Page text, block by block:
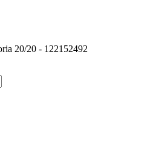
20/20 - 122152492